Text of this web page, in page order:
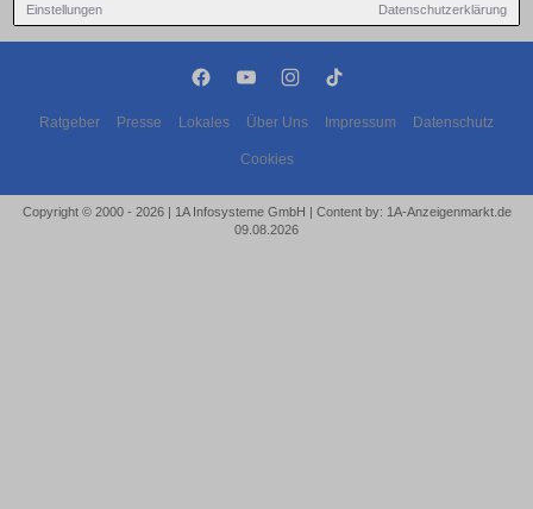
Einstellungen Datenschutzerklärung
Ratgeber Presse Lokales Über Uns Impressum Datenschutz
Cookies
Copyright © 2000 - 2026 | 1A Infosysteme GmbH | Content by: 1A-Anzeigenmarkt.de
09.08.2026